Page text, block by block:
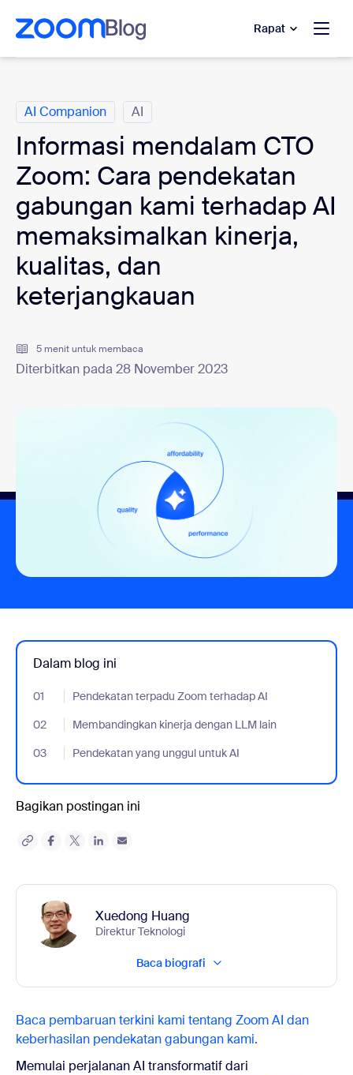
ke konten utama
percakapan bantuan
Rapat
AI Companion AI
Informasi mendalam CTO
Zoom: Cara pendekatan
gabungan kami terhadap AI
memaksimalkan kinerja,
kualitas, dan
keterjangkauan
5 menit untuk membaca
Diterbitkan pada 28 November 2023
Dalam blog ini
01 Pendekatan terpadu Zoom terhadap AI
- Jumplink to Pendekatan terpadu Zoom terhadap AI
02
Membandingkan kinerja dengan LLM lain
- Jumplink to Membandingkan kinerja dengan LLM lain
03
Pendekatan yang unggul untuk AI
- Jumplink to Pendekatan yang unggul untuk AI
Bagikan postingan ini
Xuedong Huang
Direktur Teknologi
Baca biografi
Baca pembaruan terkini kami tentang Zoom AI dan
keberhasilan pendekatan gabungan kami.
Memulai perjalanan AI transformatif dari